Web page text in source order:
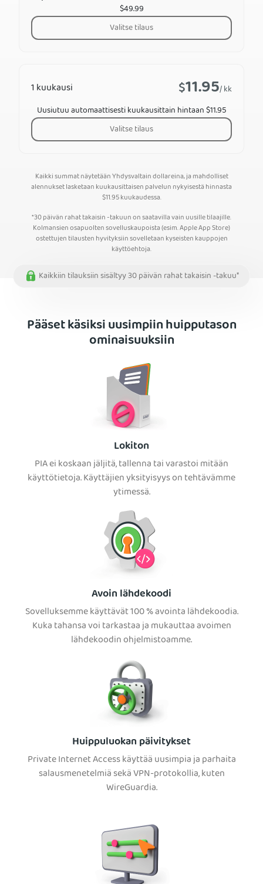
1 kuukausi $11.95/ kk
Uusiutuu automaattisesti kuukausittain hintaan $11.95
Valitse tilaus
$49.99
Valitse tilaus
Kaikki summat näytetään Yhdysvaltain dollareina, ja mahdolliset
alennukset lasketaan kuukausittaisen palvelun nykyisestä hinnasta
$11.95kuukaudessa.
*30 päivän rahat takaisin -takuun on saatavilla vain uusille tilaajille.
Kolmansien osapuolten sovelluskaupoista (esim. Apple App Store)
ostettujen tilausten hyvityksiin sovelletaan kyseisten kauppojen
käyttöehtoja.
Kaikkiin tilauksiin sisältyy 30 päivän rahat takaisin -takuu*
Pääset käsiksi uusimpiin huipputason
ominaisuuksiin
Lokiton
PIA ei koskaan jäljitä, tallenna tai varastoi mitään
käyttötietoja. Käyttäjien yksityisyys on tehtävämme
ytimessä.
Avoin lähdekoodi
Sovelluksemme käyttävät 100 % avointa lähdekoodia.
Kuka tahansa voi tarkastaa ja mukauttaa avoimen
lähdekoodin ohjelmistoamme.
Huippuluokan päivitykset
Private Internet Access käyttää uusimpia ja parhaita
salausmenetelmiä sekä VPN-protokollia, kuten
WireGuardia.